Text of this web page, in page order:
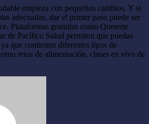
empieza con pequeños cambios. Y si
adecuadas, dar el primer paso puede ser
Plataformas gratuitas como Quererte
de Pacífico Salud permiten que puedas
que contienen diferentes tipos de
retos de alimentación, clases en vivo de